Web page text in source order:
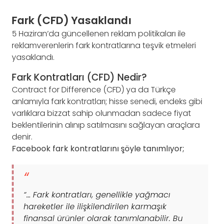
Fark (CFD) Yasaklandı
5 Haziran’da güncellenen reklam politikaları ile
reklamverenlerin fark kontratlarına teşvik etmeleri
yasaklandı.
Fark Kontratları (CFD) Nedir?
Contract for Difference (CFD) ya da Türkçe
anlamıyla fark kontratları; hisse senedi, endeks gibi
varlıklara bizzat sahip olunmadan sadece fiyat
beklentilerinin alınıp satılmasını sağlayan araçlara
denir.
Facebook fark kontratlarını şöyle tanımlıyor;
“… Fark kontratları, genellikle yağmacı
hareketler ile ilişkilendirilen karmaşık
finansal ürünler olarak tanımlanabilir. Bu